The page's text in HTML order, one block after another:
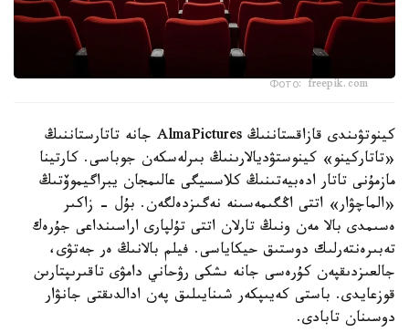
Фото: freepik.com
كينوتۋىندى قازاقستاننىڭ AlmaPictures جانە تاتارستاننىڭ
«تاتاركينو» كينوستۋديالارىنىڭ بىرلەسكەن جوباسى. كارتينا
مازمۇنى تاتار ادەبيەتىنىڭ كلاسسيگى عالىمجان يبراگيموۆتىڭ
«الماچۋار» اتتى اڭگىمەسىنە نەگىزدەلگەن. بۇل - زاكىر
ەسىمدى بالا مەن ونىڭ تارلان اتتى تۇلپارى اراسىنداعى جۇرەك
تەبىرەنتەرلىك دوستىق حيكاياسى. فيلم بالانىڭ ەر جەتۋى،
جالعىزدىقپەن كۇرەسى جانە ىشكى رۋحاني دامۋى تاقىرىپتارىن
قوزعايدى. باستى كەيىپكەر شىنايىلىق پەن ادالدىقتى جانۋار
دوسىنان تابادى.